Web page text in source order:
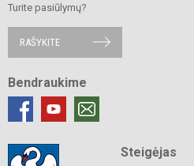
Turite pasiūlymų?
RAŠYKITE
Bendraukime
Steigėjas